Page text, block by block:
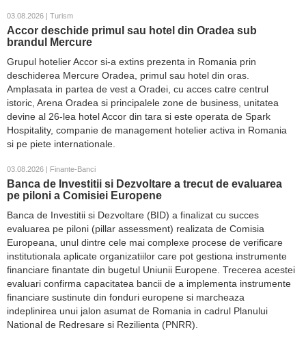
03.08.2026 | Turism
Accor deschide primul sau hotel din Oradea sub
brandul Mercure
Grupul hotelier Accor si-a extins prezenta in Romania prin
deschiderea Mercure Oradea, primul sau hotel din oras.
Amplasata in partea de vest a Oradei, cu acces catre centrul
istoric, Arena Oradea si principalele zone de business, unitatea
devine al 26-lea hotel Accor din tara si este operata de Spark
Hospitality, companie de management hotelier activa in Romania
si pe piete internationale.
03.08.2026 | Finante-Banci
Banca de Investitii si Dezvoltare a trecut de evaluarea
pe piloni a Comisiei Europene
Banca de Investitii si Dezvoltare (BID) a finalizat cu succes
evaluarea pe piloni (pillar assessment) realizata de Comisia
Europeana, unul dintre cele mai complexe procese de verificare
institutionala aplicate organizatiilor care pot gestiona instrumente
financiare finantate din bugetul Uniunii Europene. Trecerea acestei
evaluari confirma capacitatea bancii de a implementa instrumente
financiare sustinute din fonduri europene si marcheaza
indeplinirea unui jalon asumat de Romania in cadrul Planului
National de Redresare si Rezilienta (PNRR).